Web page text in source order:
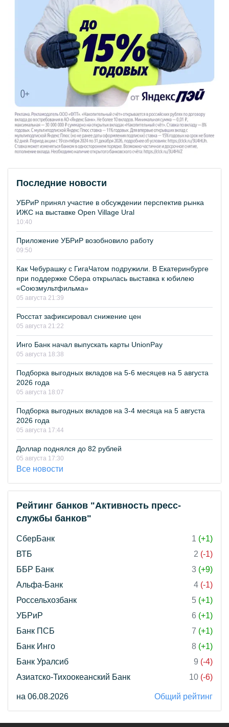
Последние новости
УБРиР принял участие в обсуждении перспектив рынка
ИЖС на выставке Open Village Ural
10:40
Приложение УБРиР возобновило работу
09:50
Как Чебурашку с ГигаЧатом подружили. В Екатеринбурге
при поддержке Сбера открылась выставка к юбилею
«Союзмультфильма»
05 августа 21:39
Росстат зафиксировал снижение цен
05 августа 21:22
Инго Банк начал выпускать карты UnionPay
05 августа 18:38
Подборка выгодных вкладов на 5-6 месяцев на 5 августа
2026 года
05 августа 18:07
Подборка выгодных вкладов на 3-4 месяца на 5 августа
2026 года
05 августа 17:44
Доллар поднялся до 82 рублей
05 августа 17:30
Все новости
Рейтинг банков "Активность пресс-
службы банков"
СберБанк 1 (+1)
ВТБ
2 (-1)
ББР Банк
3 (+9)
Альфа-Банк
4 (-1)
Россельхозбанк
5 (+1)
УБРиР
6 (+1)
Банк ПСБ
7 (+1)
Банк Инго
8 (+1)
Банк Уралсиб
9 (-4)
Азиатско-Тихоокеанский Банк
10 (-6)
на 06.08.2026 Общий рейтинг